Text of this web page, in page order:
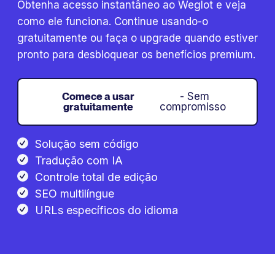
Obtenha acesso instantâneo ao Weglot e veja
como ele funciona. Continue usando-o
gratuitamente ou faça o upgrade quando estiver
pronto para desbloquear os benefícios premium.
Comece a usar
gratuitamente
- Sem
compromisso
Solução sem código
Tradução com IA
Controle total de edição
SEO multilíngue
URLs específicos do idioma